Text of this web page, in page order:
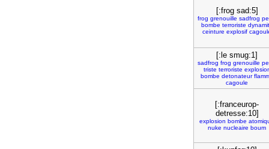
[:frog sad:5]
frog grenouille sadfrog
bombe terroriste
ceinture explosif
[:le smug:1]
sadfrog frog grenouille
triste terroriste
bombe detonateur
cagoule
[:franceurop-
detresse:10]
explosion bombe
nuke nucleaire boum